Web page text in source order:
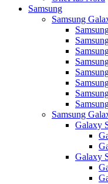
Samsung
Samsung
Samsung
Galaxy
Galaxy